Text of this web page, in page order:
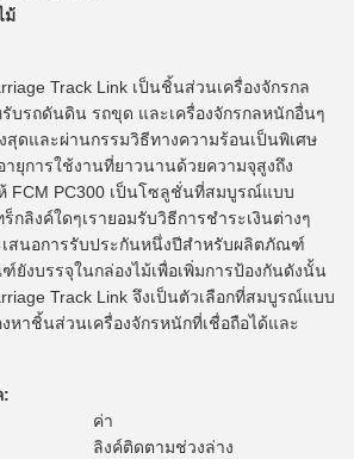
ม้
Track Link เป็นชิ้นส่วนเครื่องจักรกล
รถดันดิน รถขุด และเครื่องจักรกลหนักอื่นๆ
ดและผ่านกรรมวิธีทางความร้อนเป็นพิเศษ
ายุการใช้งานที่ยาวนานด้วยความจุสูงถึง
FCM PC300 เป็นโซลูชั่นที่สมบูรณ์แบบ
ลิงค์ใดๆเรายอมรับวิธีการชำระเงินต่างๆ
เสนอการรับประกันหนึ่งปีสำหรับผลิตภัณฑ์
ยังบรรจุในกล่องไม้เพื่อเพิ่มการป้องกันดังนั้น
Track Link จึงเป็นตัวเลือกที่สมบูรณ์แบบ
หาชิ้นส่วนเครื่องจักรหนักที่เชื่อถือได้และ
:
ค่า
ลิงค์ติดตามช่วงล่าง